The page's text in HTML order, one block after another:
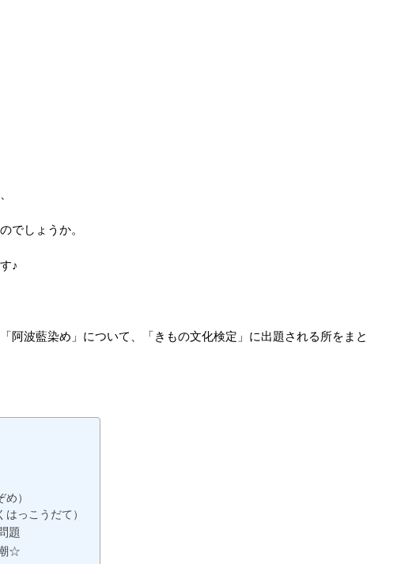
でしょうか。
♪
阿波藍染め」について、「きもの文化検定」に出題される所をまと
）
っこうだて）
題
☆